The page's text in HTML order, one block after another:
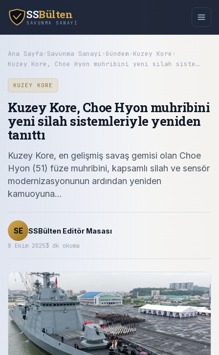
SSBülten
SAVUNMA SANAYI
Ana Sayfa› Savunma Sanayi› Gündem› Kuzey Kore ›
Kuzey Kore, Choe Hyon muhribini yeni silah siste…
KUZEY KORE
Kuzey Kore, Choe Hyon muhribini
yeni silah sistemleriyle yeniden
tanıttı
Kuzey Kore, en gelişmiş savaş gemisi olan Choe
Hyon (51) füze muhribini, kapsamlı silah ve sensör
modernizasyonunun ardından yeniden
kamuoyuna…
SE SSBülten Editör Masası
8 Ekim 20253 dk okuma